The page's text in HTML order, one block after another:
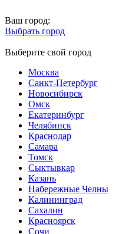
Ваш город:
Выбрать город
Выберите свой город
Москва
Санкт-Петербург
Новосибирск
Омск
Екатеринбург
Челябинск
Краснодар
Самара
Томск
Сыктывкар
Казань
Набережные Челны
Калининград
Сахалин
Красноярск
Сочи